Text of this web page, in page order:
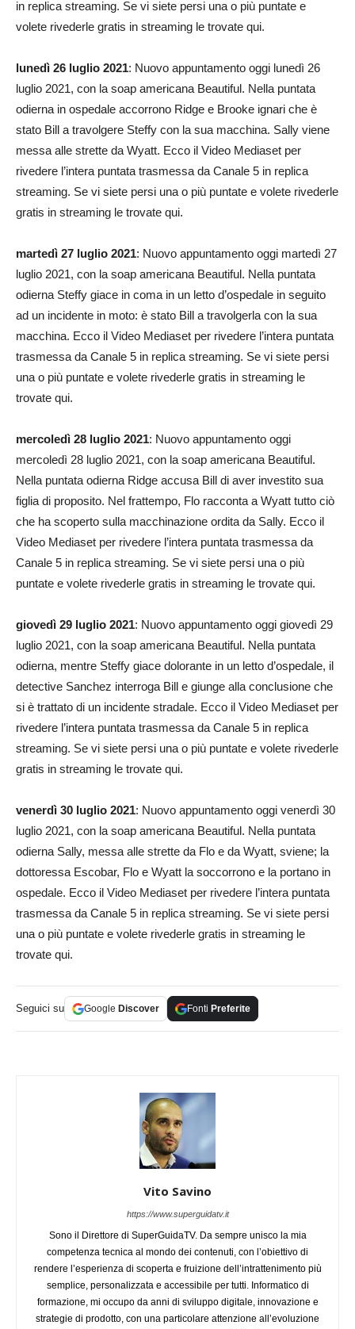
in replica streaming. Se vi siete persi una o più puntate e
volete rivederle gratis in streaming le trovate qui.
lunedì 26 luglio 2021: Nuovo appuntamento oggi lunedì 26
luglio 2021, con la soap americana Beautiful. Nella puntata
odierna in ospedale accorrono Ridge e Brooke ignari che è
stato Bill a travolgere Steffy con la sua macchina. Sally viene
messa alle strette da Wyatt. Ecco il Video Mediaset per
rivedere l’intera puntata trasmessa da Canale 5 in replica
streaming. Se vi siete persi una o più puntate e volete rivederle
gratis in streaming le trovate qui.
martedì 27 luglio 2021: Nuovo appuntamento oggi martedì 27
luglio 2021, con la soap americana Beautiful. Nella puntata
odierna Steffy giace in coma in un letto d’ospedale in seguito
ad un incidente in moto: è stato Bill a travolgerla con la sua
macchina. Ecco il Video Mediaset per rivedere l’intera puntata
trasmessa da Canale 5 in replica streaming. Se vi siete persi
una o più puntate e volete rivederle gratis in streaming le
trovate qui.
mercoledì 28 luglio 2021: Nuovo appuntamento oggi
mercoledì 28 luglio 2021, con la soap americana Beautiful.
Nella puntata odierna Ridge accusa Bill di aver investito sua
figlia di proposito. Nel frattempo, Flo racconta a Wyatt tutto ciò
che ha scoperto sulla macchinazione ordita da Sally. Ecco il
Video Mediaset per rivedere l’intera puntata trasmessa da
Canale 5 in replica streaming. Se vi siete persi una o più
puntate e volete rivederle gratis in streaming le trovate qui.
giovedì 29 luglio 2021: Nuovo appuntamento oggi giovedì 29
luglio 2021, con la soap americana Beautiful. Nella puntata
odierna, mentre Steffy giace dolorante in un letto d’ospedale, il
detective Sanchez interroga Bill e giunge alla conclusione che
si è trattato di un incidente stradale. Ecco il Video Mediaset per
rivedere l’intera puntata trasmessa da Canale 5 in replica
streaming. Se vi siete persi una o più puntate e volete rivederle
gratis in streaming le trovate qui.
venerdì 30 luglio 2021: Nuovo appuntamento oggi venerdì 30
luglio 2021, con la soap americana Beautiful. Nella puntata
odierna Sally, messa alle strette da Flo e da Wyatt, sviene; la
dottoressa Escobar, Flo e Wyatt la soccorrono e la portano in
ospedale. Ecco il Video Mediaset per rivedere l’intera puntata
trasmessa da Canale 5 in replica streaming. Se vi siete persi
una o più puntate e volete rivederle gratis in streaming le
trovate qui.
Seguici su Google Discover Fonti Preferite
Vito Savino
https://www.superguidatv.it
Sono il Direttore di SuperGuidaTV. Da sempre unisco la mia
competenza tecnica al mondo dei contenuti, con l’obiettivo di
rendere l’esperienza di scoperta e fruizione dell’intrattenimento più
semplice, personalizzata e accessibile per tutti. Informatico di
formazione, mi occupo da anni di sviluppo digitale, innovazione e
strategie di prodotto, con una particolare attenzione all’evoluzione